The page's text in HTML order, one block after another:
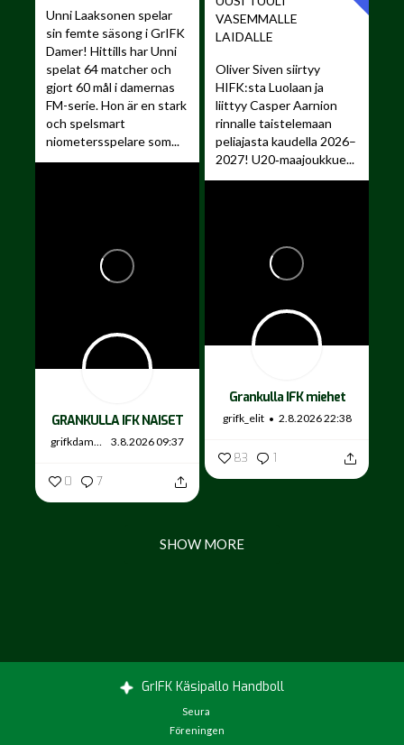
Unni Laaksonen spelar
sin femte säsong i GrIFK
Damer! Hittills har Unni
spelat 64 matcher och
gjort 60 mål i damernas
FM-serie. Hon är en stark
och spelsmart
niometersspelare som...
GRANKULLA IFK NAISET
grifkdamer 3.8.2026 09:37
0 7
VASEMMALLE
LAIDALLE ️
Oliver Siven siirtyy
HIFK:sta Luolaan ja
liittyy Casper Aarnion
rinnalle taistelemaan
peliajasta kaudella 2026–
2027! U20‑maajoukkue...
Grankulla IFK miehet
grifk_elit 2.8.2026 22:38
83 1
SHOW MORE
GrIFK Käsipallo Handboll
Seura
Föreningen